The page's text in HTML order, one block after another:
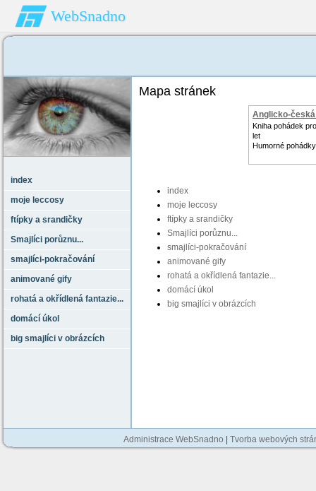
WebSnadno
index
moje leccosy
ftípky a srandičky
Smajlíci porůznu...
smajlíci-pokračování
animované gify
rohatá a okřídlená fantazie...
domácí úkol
big smajlíci v obrázcích
Mapa stránek
Anglicko-
Kniha pohádek
let
Humorné
index
moje leccosy
ftípky a srandičky
Smajlíci porůznu...
smajlíci-pokračování
animované gify
rohatá a okřídlená fantazie...
domácí úkol
big smajlíci v obrázcích
Administrace WebSnadno Tvorba webových